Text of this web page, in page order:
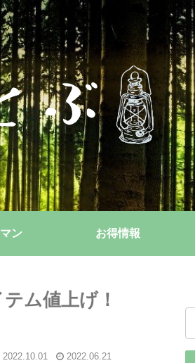
ン お得情報
ム値上げ！
2022.10.01 2022.06.21